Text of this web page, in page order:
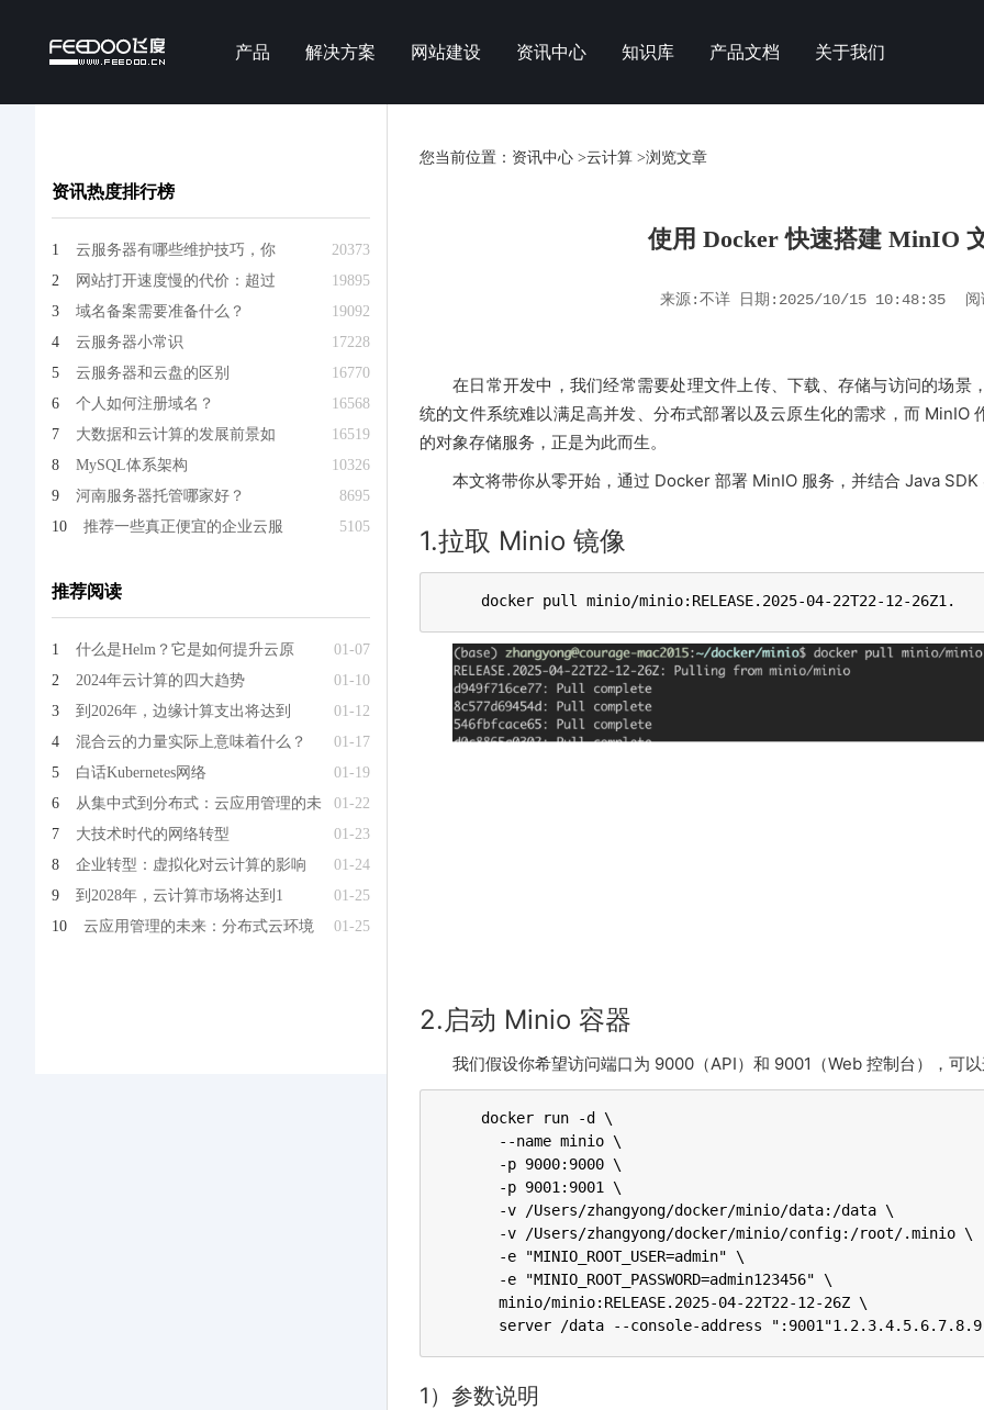
产品 解决方案 网站建设 资讯中心 知识库 产品文档 关于我们
资讯热度排行榜
20373
1
云服务器有哪些维护技巧，你
19895
2
网站打开速度慢的代价：超过
19092
3
域名备案需要准备什么？
17228
4
云服务器小常识
16770
5
云服务器和云盘的区别
16568
6
个人如何注册域名？
16519
7
大数据和云计算的发展前景如
10326
8
MySQL体系架构
8695
9
河南服务器托管哪家好？
5105
10 推荐一些真正便宜的企业云服
推荐阅读
01-07
1
什么是Helm？它是如何提升云原
01-10
2
2024年云计算的四大趋势
01-12
3
到2026年，边缘计算支出将达到
01-17
4
混合云的力量实际上意味着什么？
01-19
5
白话Kubernetes网络
01-22
6
从集中式到分布式：云应用管理的未
01-23
7
大技术时代的网络转型
01-24
8
企业转型：虚拟化对云计算的影响
01-25
9
到2028年，云计算市场将达到1
01-25
10 云应用管理的未来：分布式云环境
您当前位置： 资讯中心 >云计算 >浏览文章
使用 Docker 快速搭建 MinIO
来源:不详 日期:2025/10/15 10:48:35
在日常开发中，我们经常需要处理文件上传、下载、存储与访问的场景
统的文件系统难以满足高并发、分布式部署以及云原生化的需求，而 MinIO
的对象存储服务，正是为此而生。
本文将带你从零开始，通过 Docker 部署 MinIO 服务，并结合 Java
1.拉取 Minio 镜像
docker pull minio/minio:RELEASE.2025-04-22T22-12-26Z1.
2.启动 Minio 容器
我们假设你希望访问端口为 9000（API）和 9001（Web 控制台），可
docker run -d \
--name minio \
-p 9000:9000 \
-p 9001:9001 \
-v /Users/zhangyong/docker/minio/data:/data \
-v /Users/zhangyong/docker/minio/config:/root/.minio \
-e "MINIO_ROOT_USER=admin" \
-e "MINIO_ROOT_PASSWORD=admin123456" \
minio/minio:RELEASE.2025-04-22T22-12-26Z \
server /data --console-address
1）参数说明